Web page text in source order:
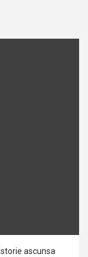
Istorie ascunsa